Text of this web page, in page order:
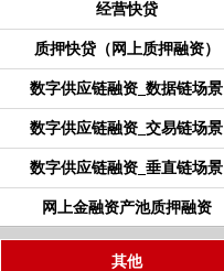
经营快贷
质押快贷（网上质押融资）
数字供应链融资_数据链场景
数字供应链融资_交易链场景
数字供应链融资_垂直链场景
网上金融资产池质押融资
其他